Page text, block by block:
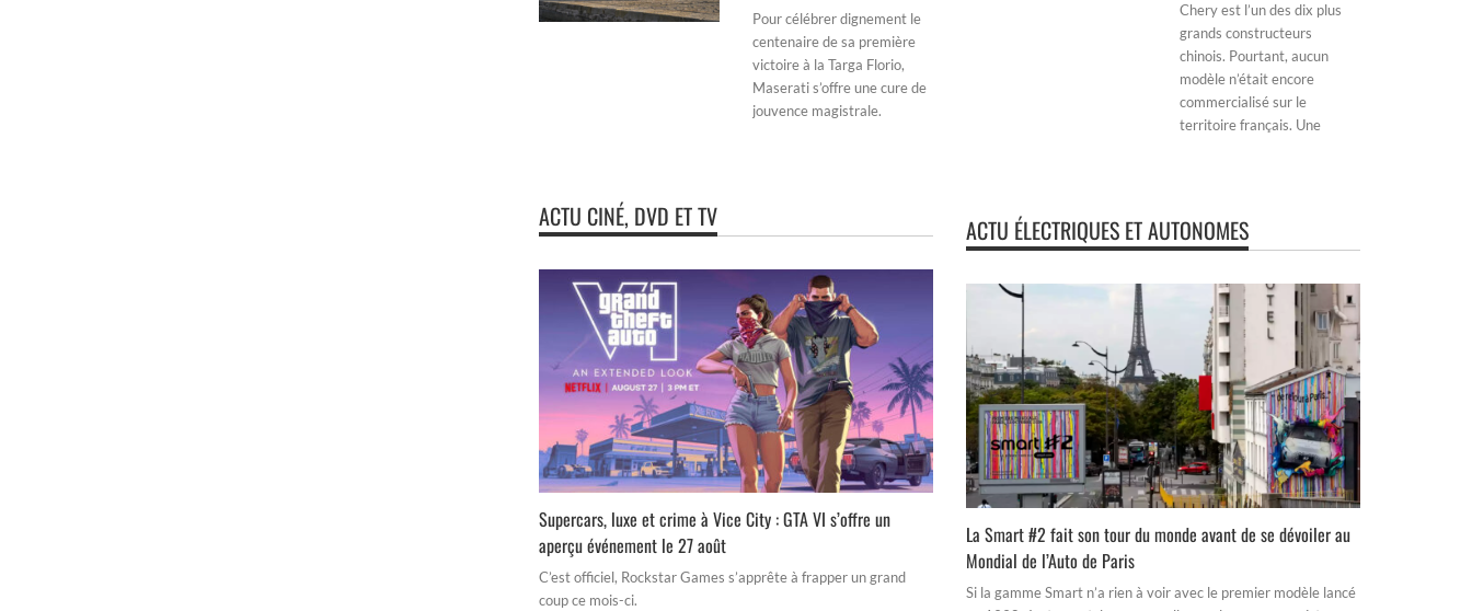
Pour célébrer dignement le
centenaire de sa première
victoire à la Targa Florio,
Maserati s’offre une cure de
jouvence magistrale.
ACTU CINÉ, DVD ET TV
Supercars, luxe et crime à Vice City : GTA VI s’offre un
aperçu événement le 27 août
C’est officiel, Rockstar Games s’apprête à frapper un grand
coup ce mois-ci.
Chery est l’un des dix plus
grands constructeurs
chinois. Pourtant, aucun
modèle n’était encore
commercialisé sur le
territoire français. Une
ACTU ÉLECTRIQUES ET AUTONOMES
La Smart #2 fait son tour du monde avant de se dévoiler au
Mondial de l’Auto de Paris
Si la gamme Smart n’a rien à voir avec le premier modèle lancé